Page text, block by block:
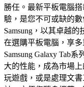
勝任。最新平板電腦
驗，是您不可或缺的
Samsung，以其卓越
在選購平板電腦，享
Samsung Galaxy Tab
大的性能，成為市場
玩遊戲，或是處理文